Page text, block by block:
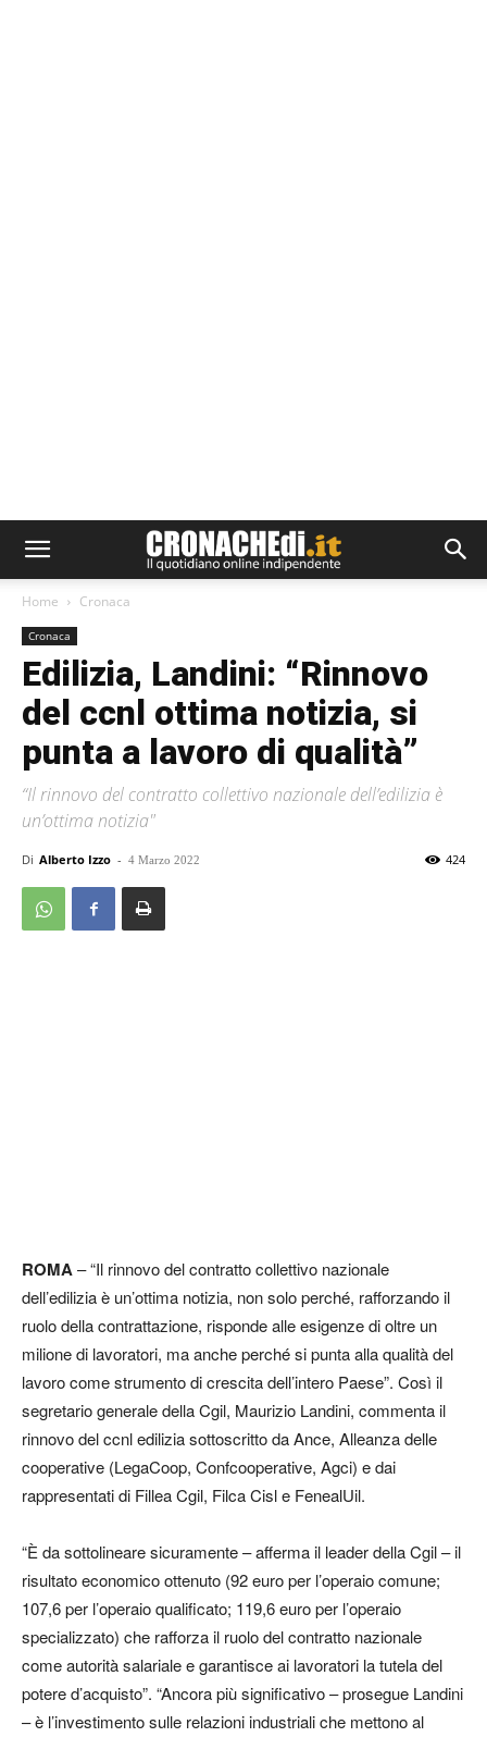
Home Cronaca
Cronaca
Edilizia, Landini: “Rinnovo
del ccnl ottima notizia, si
punta a lavoro di qualità”
“Il rinnovo del contratto collettivo nazionale dell’edilizia è
un’ottima notizia"
Di Alberto Izzo - 4 Marzo 2022 424
ROMA– “Il rinnovo del contratto collettivo nazionale
dell’edilizia è un’ottima notizia, non solo perché, rafforzando il
ruolo della contrattazione, risponde alle esigenze di oltre un
milione di lavoratori, ma anche perché si punta alla qualità del
lavoro come strumento di crescita dell’intero Paese”. Così il
segretario generale della Cgil, Maurizio Landini, commenta il
rinnovo del ccnl edilizia sottoscritto da Ance, Alleanza delle
cooperative (LegaCoop, Confcooperative, Agci) e dai
rappresentati di Fillea Cgil, Filca Cisl e FenealUil.
“È da sottolineare sicuramente – afferma il leader della Cgil – il
risultato economico ottenuto (92 euro per l’operaio comune;
107,6 per l’operaio qualificato; 119,6 euro per l’operaio
specializzato) che rafforza il ruolo del contratto nazionale
come autorità salariale e garantisce ai lavoratori la tutela del
potere d’acquisto”. “Ancora più significativo – prosegue Landini
– è l’investimento sulle relazioni industriali che mettono al